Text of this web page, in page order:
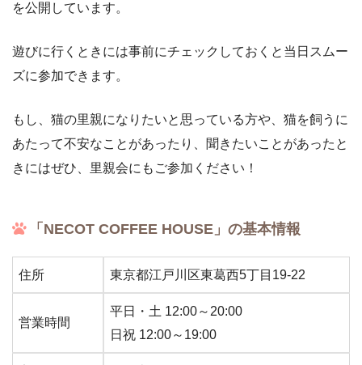
を公開しています。
遊びに行くときには事前にチェックしておくと当日スムー
ズに参加できます。
もし、猫の里親になりたいと思っている方や、猫を飼うに
あたって不安なことがあったり、聞きたいことがあったと
きにはぜひ、里親会にもご参加ください！
「NECOT COFFEE HOUSE」の基本情報
住所 東京都江戸川区東葛西5丁目19-22
営業時間
平日・土 12:00～20:00
日祝 12:00～19:00